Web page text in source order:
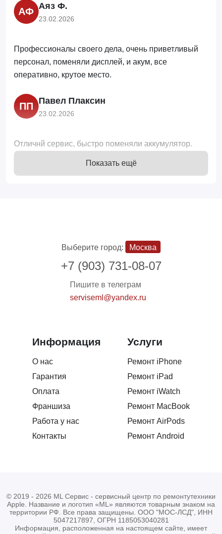
АФ Аяз Ф.
23.02.2026
Профессионалы своего дела, очень приветливый
персонал, поменяли дисплей, и акум, все
оперативно, крутое место.
ПП Павел Плаксин
23.02.2026
Отличнй сервис, быстро поменяли аккумулятор.
всё отремонтируют. Воощем всем советую этот
Маргарита М.
дисплея, ребята помогли определится с выбором и
подсказали ,что будет лучше. Большое спасибо
вежлевому персоналу за оказаные услуги. В
Роман Гатауллин
21.02.2026
ДТ Даниил Терентьев
17.02.2026
Показать ещё
Выберите город: Москва
+7 (903) 731-08-07
Пишите в телеграм
serviseml@yandex.ru
Информация
О нас
Гарантия
Оплата
Франшиза
Работа у нас
Контакты
Услуги
Ремонт iPhone
Ремонт iPad
Ремонт iWatch
Ремонт MacBook
Ремонт AirPods
Ремонт Android
© 2019 - 2026 ML Сервис - сервисный центр по ремонтутехники
Apple. Название и логотип «ML» являются товарным знаком на
территории РФ. Все права защищены. ООО "МОС-ЛСД", ИНН
5047217897, ОГРН 1185053040281
Информация, расположенная на настоящем сайте, имеет